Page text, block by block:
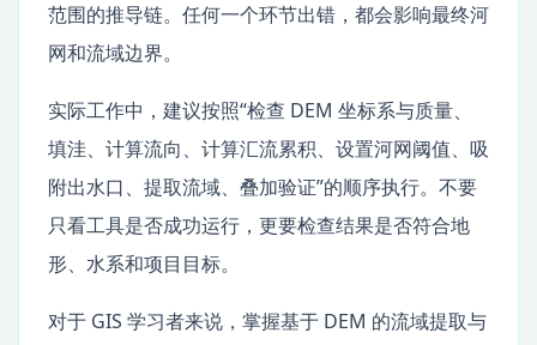
范围的推导链。任何一个环节出错，都会影响最终河
网和流域边界。
实际工作中，建议按照“检查 DEM 坐标系与质量、
填洼、计算流向、计算汇流累积、设置河网阈值、吸
附出水口、提取流域、叠加验证”的顺序执行。不要
只看工具是否成功运行，更要检查结果是否符合地
形、水系和项目目标。
对于 GIS 学习者来说，掌握基于 DEM 的流域提取与